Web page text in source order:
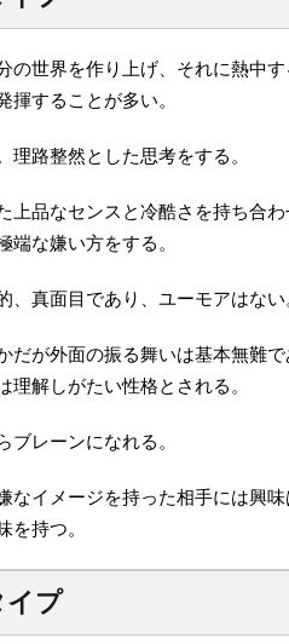
の世界を作り上げ、それに熱中
揮することが多い。
理路整然とした思考をする。
上品なセンスと冷酷さを持ち合
端な嫌い方をする。
、真面目であり、ユーモアはない
だが外面の振る舞いは基本無難
理解しがたい性格とされる。
ブレーンになれる。
なイメージを持った相手には興
を持つ。
イプ